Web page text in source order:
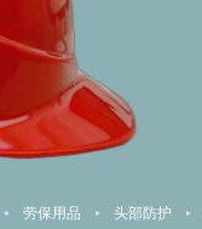
劳保用品 头部防护